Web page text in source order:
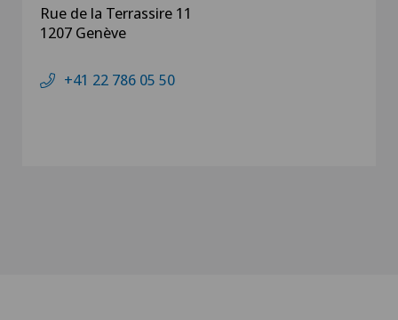
Rue de la Terrassire 11
1207 Genève
+41 22 786 05 50